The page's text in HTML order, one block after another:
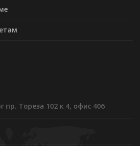
пр. Тореза 102 к 4, офис 406